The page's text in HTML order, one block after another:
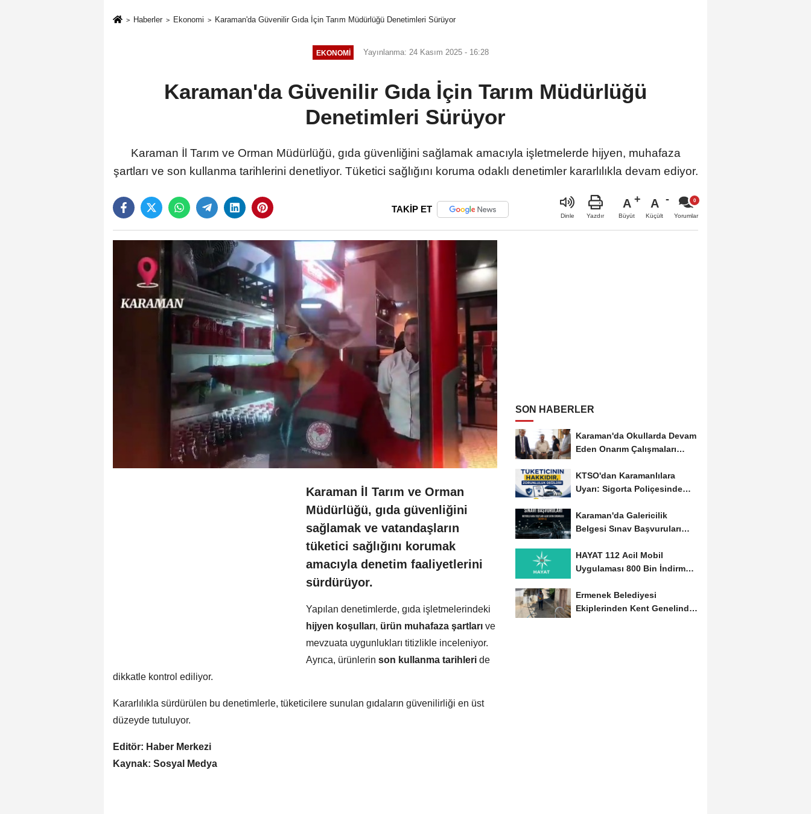
Haberler Ekonomi Karaman'da Güvenilir Gıda İçin Tarım Müdürlüğü Denetimleri Sürüyor
EKONOMI Yayınlanma: 24 Kasım 2025 - 16:28
Karaman'da Güvenilir Gıda İçin Tarım Müdürlüğü
Denetimleri Sürüyor
Karaman İl Tarım ve Orman Müdürlüğü, gıda güvenliğini sağlamak amacıyla işletmelerde hijyen, muhafaza
şartları ve son kullanma tarihlerini denetliyor. Tüketici sağlığını koruma odaklı denetimler kararlılıkla devam ediyor.
TAKİP ET
Dinle Yazdır
A
Büyüt
A
Küçült Yorumlar
Karaman İl Tarım ve Orman
Müdürlüğü, gıda güvenliğini
sağlamak ve vatandaşların
tüketici sağlığını korumak
amacıyla denetim faaliyetlerini
sürdürüyor.
Yapılan denetimlerde, gıda işletmelerindeki
hijyen koşulları, ürün muhafaza şartları ve
mevzuata uygunlukları titizlikle inceleniyor.
Ayrıca, ürünlerin son kullanma tarihleri de
dikkatle kontrol ediliyor.
Kararlılıkla sürdürülen bu denetimlerle, tüketicilere sunulan gıdaların güvenilirliği en üst
düzeyde tutuluyor.
Editör: Haber Merkezi
Kaynak: Sosyal Medya
SON HABERLER
Karaman'da Okullarda Devam
Eden Onarım Çalışmaları
KTSO'dan Karamanlılara
Uyarı: Sigorta Poliçesinde
Karaman'da Galericilik
Belgesi Sınav Başvuruları
HAYAT 112 Acil Mobil
Uygulaması 800 Bin İndirmeyi
Ermenek Belediyesi
Ekiplerinden Kent Genelinde